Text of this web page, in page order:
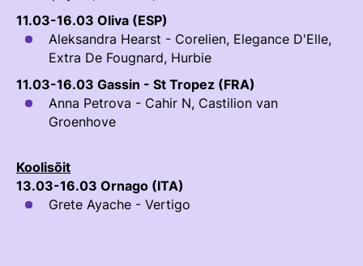
Võistluskalender
Võistlussarjad
Edetabelid
Ametnikud
Koolitused
Komitee
Välisvõistlustel Osaleja Meelespea
11.03-16.03 Oliva (ESP)
Aleksandra Hearst - Corelien, Elegance D'Elle,
Extra De Fougnard, Hurbie
11.03-16.03 Gassin - St Tropez (FRA)
Anna Petrova - Cahir N, Castilion van
Groenhove
Koolisõit
13.03-16.03 Ornago (ITA)
Grete Ayache - Vertigo